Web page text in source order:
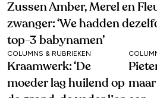
Zussen Amber, Merel en
zwanger: ‘We hadden
top-3 babynamen’
COLUMNS & RUBRIEKEN
Kraamwerk: ‘De
moeder lag huilend op